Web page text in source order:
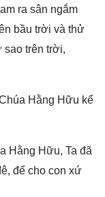
ra sân ngắm
bầu trời và thử
sao trên trời,
Hằng Hữu kể
Hằng Hữu, Ta đã
để cho con xứ